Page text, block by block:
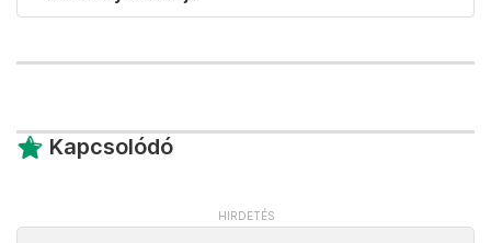
Kapcsolódó